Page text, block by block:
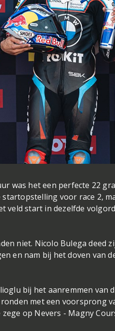
was het een perfecte 22
voor race 2,
veld start in dezelfde
niet. Nicolo Bulega deed
en nam bij het doven van
bij het aanremmen van
met een voorsprong
op Nevers - Magny